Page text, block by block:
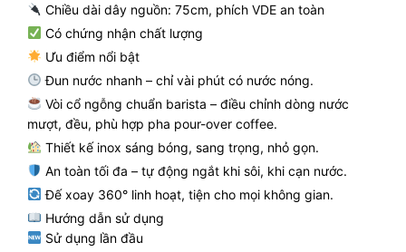
Chiều dài dây nguồn: 75cm, phích VDE an toàn
Có chứng nhận chất lượng
Ưu điểm nổi bật
Đun nước nhanh – chỉ vài phút có nước nóng.
Vòi cổ ngỗng chuẩn barista – điều chỉnh dòng nước
mượt, đều, phù hợp pha pour-over coffee.
Thiết kế inox sáng bóng, sang trọng, nhỏ gọn.
An toàn tối đa – tự động ngắt khi sôi, khi cạn nước.
Đế xoay 360° linh hoạt, tiện cho mọi không gian.
Hướng dẫn sử dụng
Sử dụng lần đầu